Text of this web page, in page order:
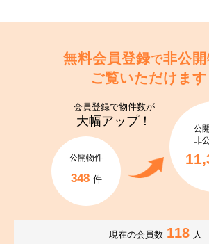
無料会員登録で非公
ご覧いただけます
会員登録で物件数が
大幅アップ！
公開物件
348 件
公
非
現在の会員数 118 人